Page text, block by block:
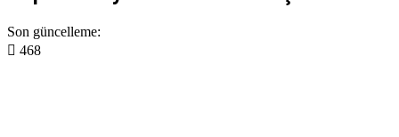
Son güncelleme:
468